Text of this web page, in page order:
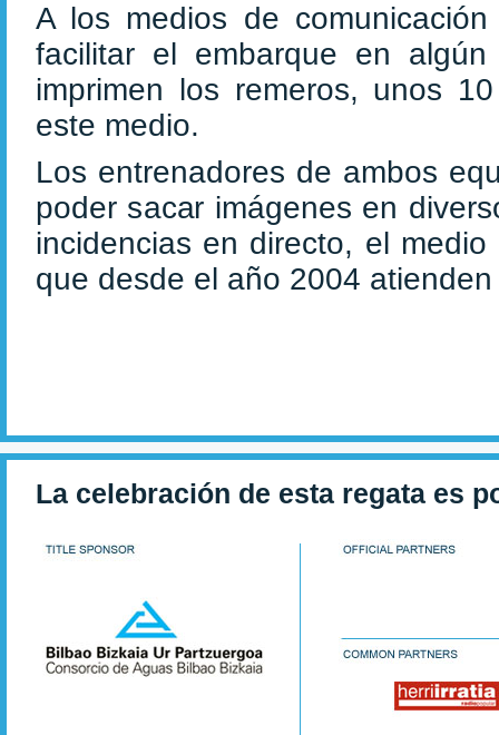
A los medios de
facilitar el embarque en
imprimen los remeros, unos
este medio.
Los entrenadores de ambos
poder sacar imágenes en
incidencias en directo, el
que desde el año 2004
La celebración de esta regata es